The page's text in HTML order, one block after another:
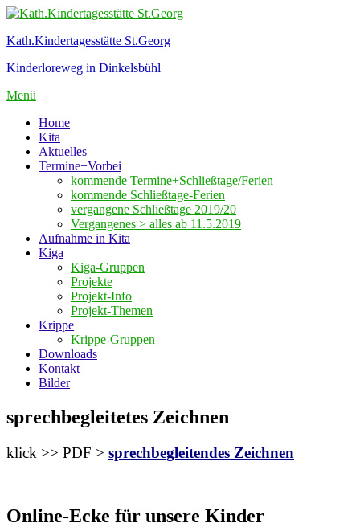
Zum
springen
Kath.Kindertagesstätte St.Georg
Kinderloreweg in Dinkelsbühl
Menü
Home
Kita
Aktuelles
Termine+Vorbei
kommende Termine+Schließtage/Ferien
kommende Schließtage-Ferien
vergangene Schließtage 2019/20
Vergangenes > alles ab 11.5.2019
Aufnahme in Kita
Kiga
Kiga-Gruppen
Projekte
Projekt-Info
Projekt-Themen
Krippe
Krippe-Gruppen
Downloads
Kontakt
Bilder
sprechbegleitetes Zeichnen
klick >> PDF > sprechbegleitendes Zeichnen
Online-Ecke für unsere Kinder